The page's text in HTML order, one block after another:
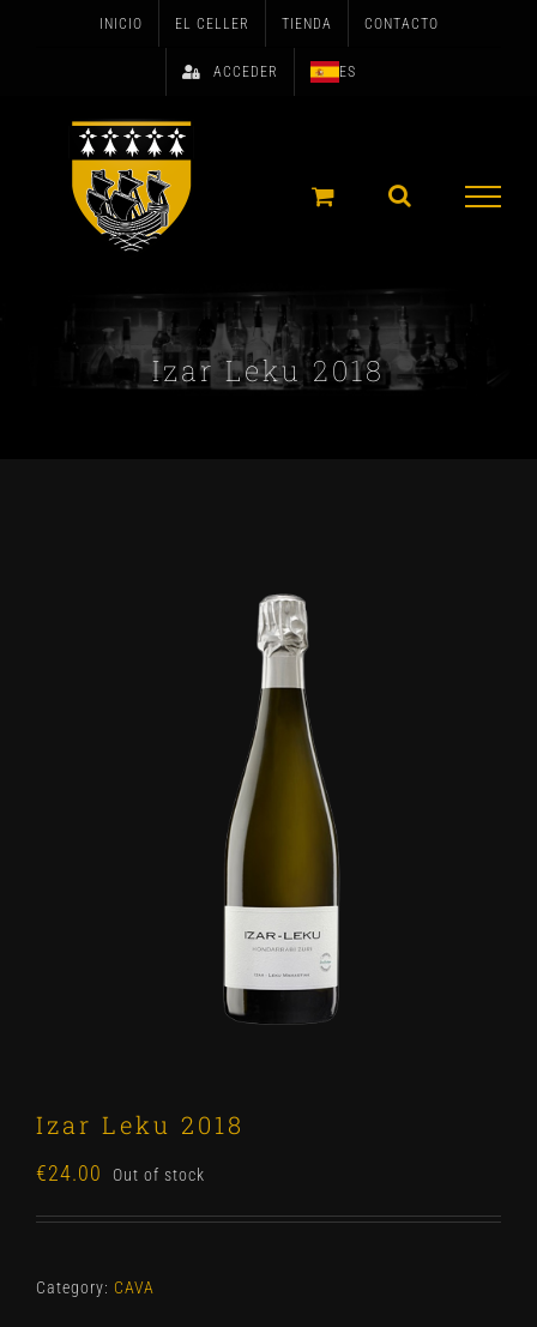
INICIO EL CELLER TIENDA CONTACTO
ACCEDER ES
Izar Leku 2018
Izar Leku 2018
€24.00 Out of stock
Category: CAVA